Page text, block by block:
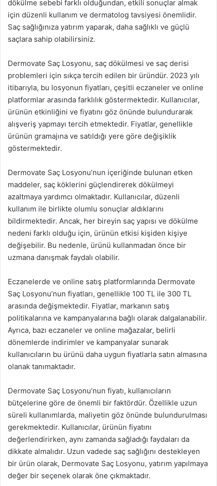
dökülme sebebi farklı olduğundan, etkili sonuçlar almak
için düzenli kullanım ve dermatolog tavsiyesi önemlidir.
Saç sağlığınıza yatırım yaparak, daha sağlıklı ve güçlü
saçlara sahip olabilirsiniz.
Dermovate Saç Losyonu, saç dökülmesi ve saç derisi
problemleri için sıkça tercih edilen bir üründür. 2023 yılı
itibarıyla, bu losyonun fiyatları, çeşitli eczaneler ve online
platformlar arasında farklılık göstermektedir. Kullanıcılar,
ürünün etkinliğini ve fiyatını göz önünde bulundurarak
alışveriş yapmayı tercih etmektedir. Fiyatlar, genellikle
ürünün gramajına ve satıldığı yere göre değişiklik
göstermektedir.
Dermovate Saç Losyonu’nun içeriğinde bulunan etken
maddeler, saç köklerini güçlendirerek dökülmeyi
azaltmaya yardımcı olmaktadır. Kullanıcılar, düzenli
kullanım ile birlikte olumlu sonuçlar aldıklarını
bildirmektedir. Ancak, her bireyin saç yapısı ve dökülme
nedeni farklı olduğu için, ürünün etkisi kişiden kişiye
değişebilir. Bu nedenle, ürünü kullanmadan önce bir
uzmana danışmak faydalı olabilir.
Eczanelerde ve online satış platformlarında Dermovate
Saç Losyonu’nun fiyatları, genellikle 100 TL ile 300 TL
arasında değişmektedir. Fiyatlar, markanın satış
politikalarına ve kampanyalarına bağlı olarak dalgalanabilir.
Ayrıca, bazı eczaneler ve online mağazalar, belirli
dönemlerde indirimler ve kampanyalar sunarak
kullanıcıların bu ürünü daha uygun fiyatlarla satın almasına
olanak tanımaktadır.
Dermovate Saç Losyonu’nun fiyatı, kullanıcıların
bütçelerine göre de önemli bir faktördür. Özellikle uzun
süreli kullanımlarda, maliyetin göz önünde bulundurulması
gerekmektedir. Kullanıcılar, ürünün fiyatını
değerlendirirken, aynı zamanda sağladığı faydaları da
dikkate almalıdır. Uzun vadede saç sağlığını destekleyen
bir ürün olarak, Dermovate Saç Losyonu, yatırım yapılmaya
değer bir seçenek olarak öne çıkmaktadır.